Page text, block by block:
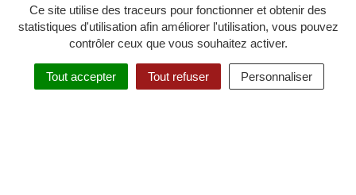
Ce site utilise des traceurs pour fonctionner et obtenir des
statistiques d'utilisation afin améliorer l'utilisation, vous pouvez
contrôler ceux que vous souhaitez activer.
Tout accepter Tout refuser Personnaliser
GESTION DES COOKIES
PLAN DU SITE
MENTIONS LÉGALES